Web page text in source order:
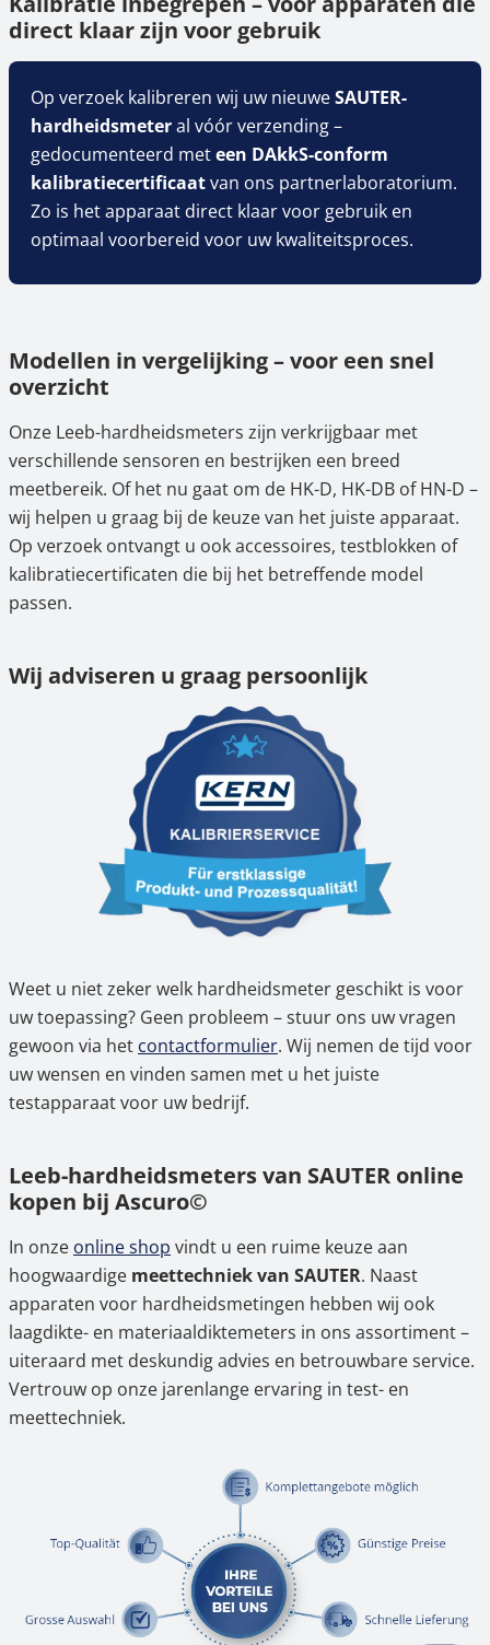
direct klaar zijn voor gebruik
Op verzoek kalibreren wij uw nieuweSAUTER-
hardheidsmeteral vóór verzending –
gedocumenteerd meteen DAkkS-conform
kalibratiecertificaatvan ons partnerlaboratorium.
Zo is het apparaat direct klaar voor gebruik en
optimaal voorbereid voor uw kwaliteitsproces.
Modellen in vergelijking – voor een snel
overzicht
Onze Leeb-hardheidsmeters zijn verkrijgbaar met
verschillende sensoren en bestrijken een breed
meetbereik. Of het nu gaat om de HK-D, HK-DB of HN-D –
wij helpen u graag bij de keuze van het juiste apparaat.
Op verzoek ontvangt u ook accessoires, testblokken of
kalibratiecertificaten die bij het betreffende model
passen.
Wij adviseren u graag persoonlijk
Weet u niet zeker welk hardheidsmeter geschikt is voor
uw toepassing? Geen probleem – stuur ons uw vragen
gewoon via het contactformulier. Wij nemen de tijd voor
uw wensen en vinden samen met u het juiste
testapparaat voor uw bedrijf.
Leeb-hardheidsmeters van SAUTER online
kopen bij Ascuro©
In onze online shop vindt u een ruime keuze aan
hoogwaardige meettechniek van SAUTER. Naast
apparaten voor hardheidsmetingen hebben wij ook
laagdikte- en materiaaldiktemeters in ons assortiment –
uiteraard met deskundig advies en betrouwbare service.
Vertrouw op onze jarenlange ervaring in test- en
meettechniek.